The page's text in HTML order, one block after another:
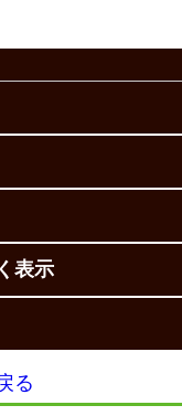
表示
る